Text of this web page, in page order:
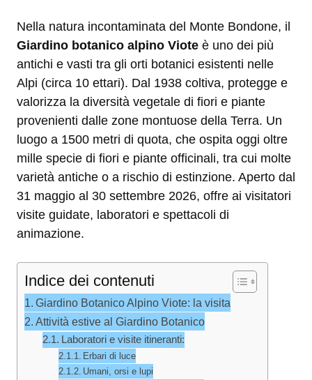
Nella natura incontaminata del Monte Bondone, il
Giardino botanico alpino Viote è uno dei più
antichi e vasti tra gli orti botanici esistenti nelle
Alpi (circa 10 ettari). Dal 1938 coltiva, protegge e
valorizza la diversità vegetale di fiori e piante
provenienti dalle zone montuose della Terra. Un
luogo a 1500 metri di quota, che ospita oggi oltre
mille specie di fiori e piante officinali, tra cui molte
varietà antiche o a rischio di estinzione. Aperto dal
31 maggio al 30 settembre 2026, offre ai visitatori
visite guidate, laboratori e spettacoli di
animazione.
Indice dei contenuti
Giardino Botanico Alpino Viote: la visita
Attività estive al Giardino Botanico
Laboratori e visite itineranti:
Erbari di luce
Umani, orsi e lupi